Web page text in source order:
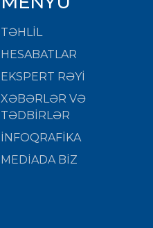
TƏHLİL
HESABATLAR
EKSPERT RƏYİ
XƏBƏRLƏR VƏ
TƏDBİRLƏR
İNFOQRAFİKA
MEDİADA BİZ